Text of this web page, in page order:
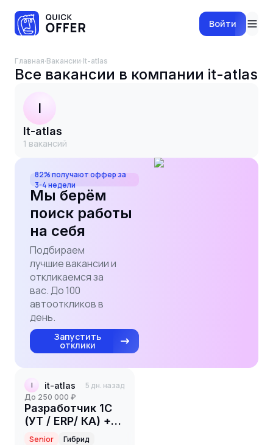
Войти
Главная·Вакансии· it-atlas
Все вакансии в компании it-atlas
I
it-atlas
1 вакансий
82% получают оффер за
3-4 недели
Мы берём
поиск работы
на себя
Подбираем
лучшие вакансии и
откликаемся за
вас. До 100
автооткликов в
день.
Запустить
отклики
I it-atlas 5 дн. назад
до 250 000 ₽
Разработчик 1С
(УТ / ERP/ КА) +
TeamLead
Senior Гибрид